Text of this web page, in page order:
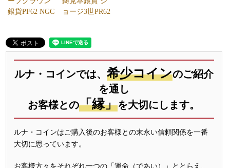
銀貨PF62 NGC
ョージ3世PR62
ルナ・コインでは、 希少コインのご紹介
を通し
お客様との「縁」を大切にします。
ルナ・コインはご購入後のお客様との末永い信頼関係を一番
大切に思っています。
お客様方々をそれぞれ一つの「運命（であい）」ととらえ、